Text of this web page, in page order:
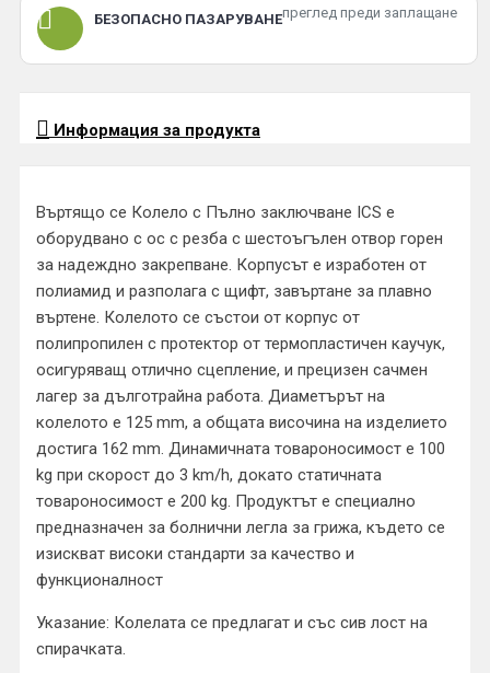
БЕЗОПАСНО ПАЗАРУВАНЕпреглед преди заплащане
Информация за продукта
Въртящо се Колело с Пълно заключване ICS е
оборудвано с ос с резба с шестоъгълен отвор горен
за надеждно закрепване. Корпусът е изработен от
полиамид и разполага с щифт, завъртане за плавно
въртене. Колелото се състои от корпус от
полипропилен с протектор от термопластичен каучук,
осигуряващ отлично сцепление, и прецизен сачмен
лагер за дълготрайна работа. Диаметърът на
колелото е 125 mm, а общата височина на изделието
достига 162 mm. Динамичната товароносимост е 100
kg при скорост до 3 km/h, докато статичната
товароносимост е 200 kg. Продуктът е специално
предназначен за болнични легла за грижа, където се
изискват високи стандарти за качество и
функционалност
Указание: Колелата се предлагат и със сив лост на
спирачката.